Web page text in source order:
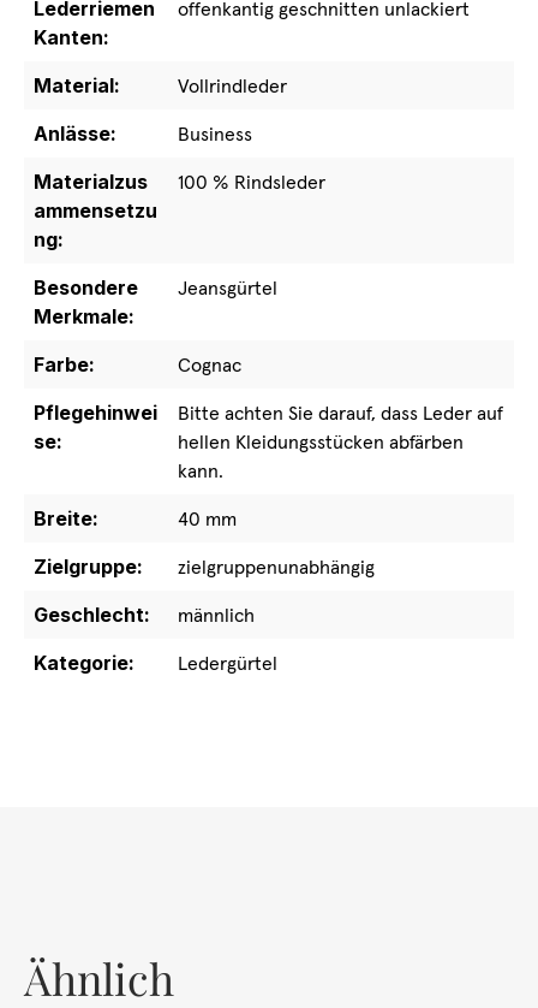
Lederriemen
Kanten:
offenkantig geschnitten unlackiert
Material:
Vollrindleder
Anlässe:
Business
Materialzus
ammensetzu
ng:
100 % Rindsleder
Besondere
Merkmale:
Jeansgürtel
Farbe:
Cognac
Pflegehinwei
se:
Bitte achten Sie darauf, dass Leder auf
hellen Kleidungsstücken abfärben
kann.
Breite:
40 mm
Zielgruppe:
zielgruppenunabhängig
Geschlecht:
männlich
Kategorie:
Ledergürtel
Ähnlich